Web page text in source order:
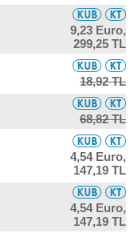
9,23 Euro,
299,25 TL
18,92 TL
68,82 TL
4,54 Euro,
147,19 TL
4,54 Euro,
147,19 TL